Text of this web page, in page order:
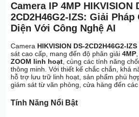
Camera IP 4MP HIKVISION
2CD2H46G2-IZS: Giải Pháp
Diện Với Công Nghệ AI
Camera HIKVISION DS-2CD2H46G2-IZS
sát cao cấp, mang đến độ phân giải4MP
ZOOM linh hoạt , cùng các tính năng
thông minh. Với thiết kế chắc chắn, khả
hỗ trợ lưu trữ linh hoạt, sản phẩm phù
giám sát từ văn phòng, cửa hàng đến các
Tính Năng Nổi Bật